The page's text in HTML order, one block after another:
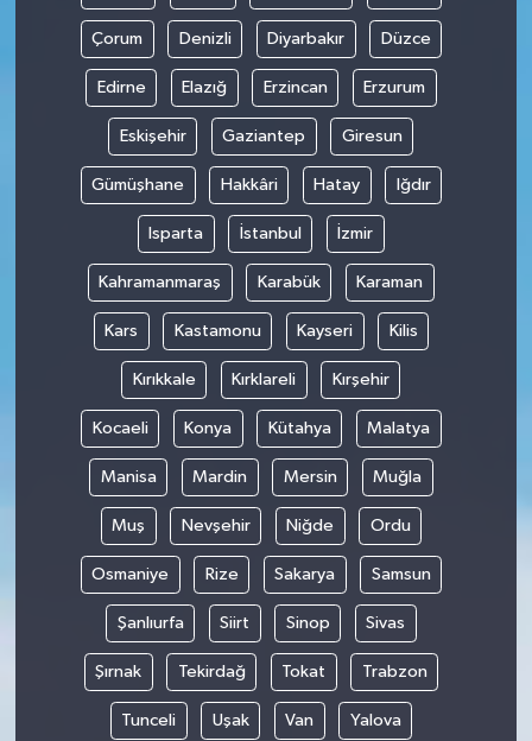
Çorum Denizli Diyarbakır Düzce
Edirne Elazığ Erzincan Erzurum
Eskişehir Gaziantep Giresun
Gümüşhane Hakkâri Hatay Iğdır
Isparta İstanbul İzmir
Kahramanmaraş Karabük Karaman
Kars Kastamonu Kayseri Kilis
Kırıkkale Kırklareli Kırşehir
Kocaeli Konya Kütahya Malatya
Manisa Mardin Mersin Muğla
Muş Nevşehir Niğde Ordu
Osmaniye Rize Sakarya Samsun
Şanlıurfa Siirt Sinop Sivas
Şırnak Tekirdağ Tokat Trabzon
Tunceli Uşak Van Yalova